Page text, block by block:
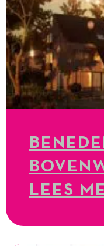
LEES